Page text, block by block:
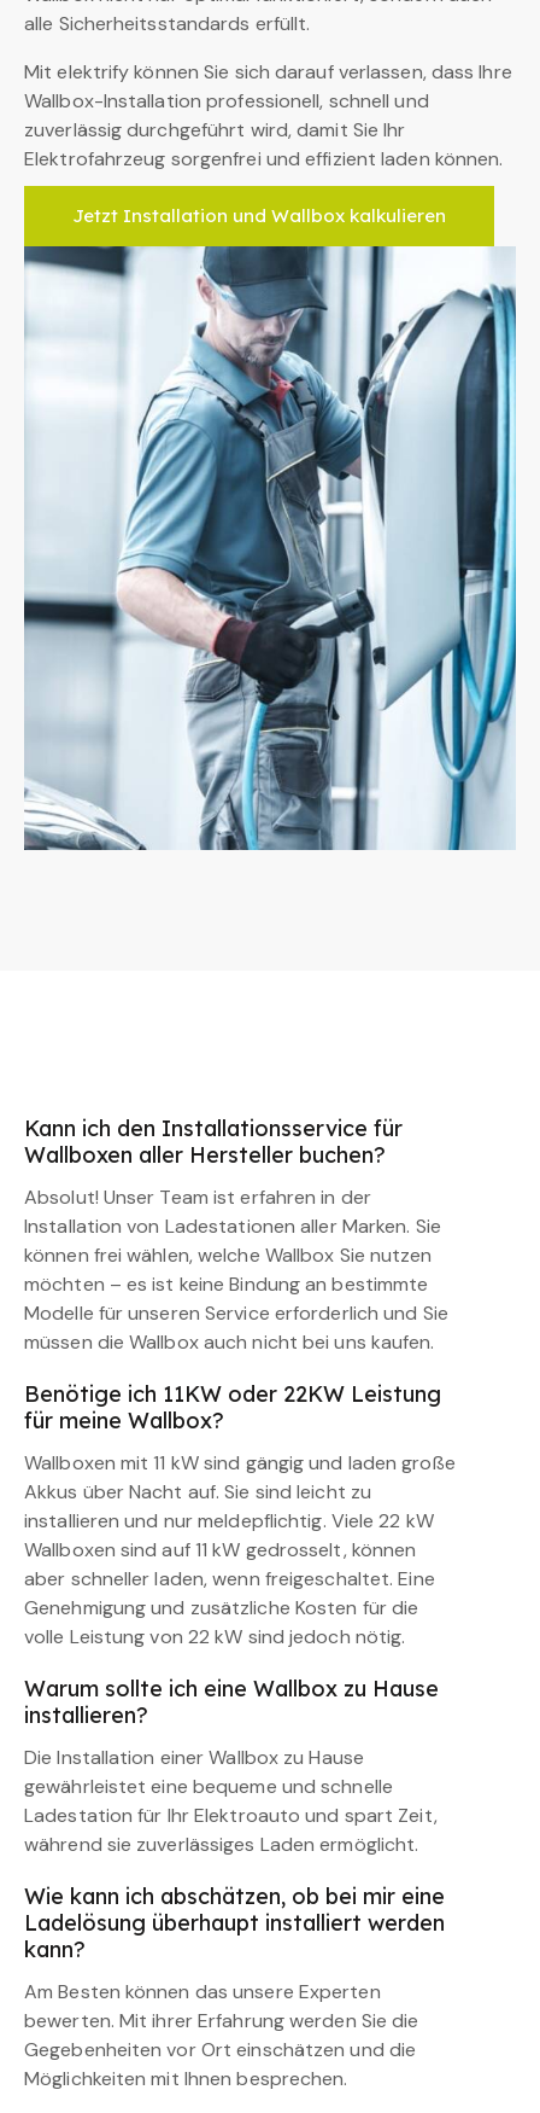
alle Sicherheitsstandards erfüllt.
Mit elektrify können Sie sich darauf verlassen, dass Ihre
Wallbox-Installation professionell, schnell und
zuverlässig durchgeführt wird, damit Sie Ihr
Elektrofahrzeug sorgenfrei und effizient laden können.
Jetzt Installation und Wallbox kalkulieren
Kann ich den Installationsservice für
Wallboxen aller Hersteller buchen?
Absolut! Unser Team ist erfahren in der
Installation von Ladestationen aller Marken. Sie
können frei wählen, welche Wallbox Sie nutzen
möchten – es ist keine Bindung an bestimmte
Modelle für unseren Service erforderlich und Sie
müssen die Wallbox auch nicht bei uns kaufen.
Benötige ich 11KW oder 22KW Leistung
für meine Wallbox?
Wallboxen mit 11 kW sind gängig und laden große
Akkus über Nacht auf. Sie sind leicht zu
installieren und nur meldepflichtig. Viele 22 kW
Wallboxen sind auf 11 kW gedrosselt, können
aber schneller laden, wenn freigeschaltet. Eine
Genehmigung und zusätzliche Kosten für die
volle Leistung von 22 kW sind jedoch nötig.
Warum sollte ich eine Wallbox zu Hause
installieren?
Die Installation einer Wallbox zu Hause
gewährleistet eine bequeme und schnelle
Ladestation für Ihr Elektroauto und spart Zeit,
während sie zuverlässiges Laden ermöglicht.
Wie kann ich abschätzen, ob bei mir eine
Ladelösung überhaupt installiert werden
kann?
Am Besten können das unsere Experten
bewerten. Mit ihrer Erfahrung werden Sie die
Gegebenheiten vor Ort einschätzen und die
Möglichkeiten mit Ihnen besprechen.